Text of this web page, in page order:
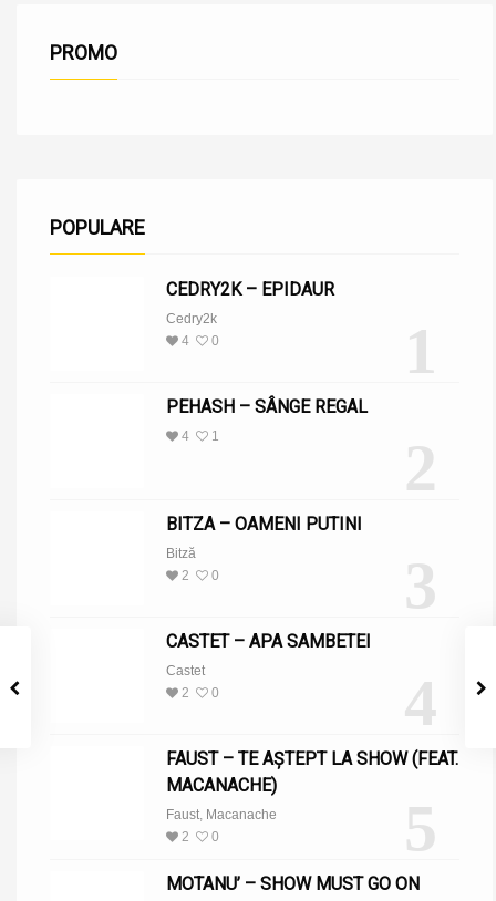
PROMO
POPULARE
1
CEDRY2K – EPIDAUR
Cedry2k
4
0
2
PEHASH – SÂNGE REGAL
4 1
3
BITZA – OAMENI PUTINI
Bitză
2
0
4
CASTET – APA SAMBETEI
Castet
2
0
5
FAUST – TE AȘTEPT LA SHOW (FEAT.
MACANACHE)
Faust, Macanache
2
0
MOTANU’ – SHOW MUST GO ON